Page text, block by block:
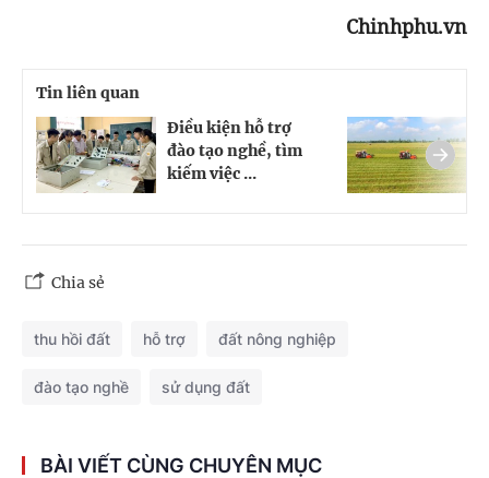
Chinhphu.vn
Tin liên quan
Điều kiện hỗ trợ
đào tạo nghề, tìm
kiếm việc ...
Chia sẻ
thu hồi đất hỗ trợ đất nông nghiệp
đào tạo nghề sử dụng đất
BÀI VIẾT CÙNG CHUYÊN MỤC